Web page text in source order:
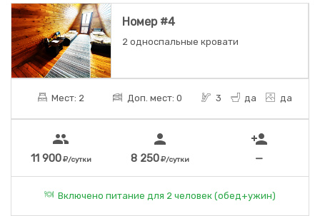
Номер #4
2 односпальные кровати
Мест: 2 Доп. мест: 0 3 да да
people
11 900 /сутки
person
8 250 /сутки
person_add
—
Включено питание для 2 человек (обед+ужин)